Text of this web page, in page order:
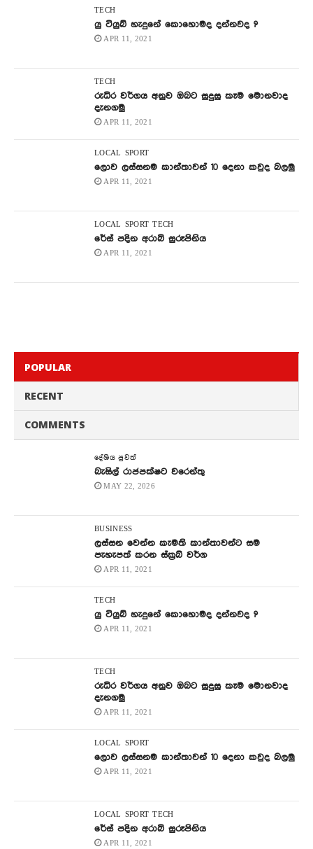
TECH
යු ටියුබ් හැදුනේ කොහොමද දන්නවද ?
APR 11, 2021
TECH
රුධිර වර්ගය අනුව ඔබට සුදුසු කෑම මොනවාද
දැනගමු
APR 11, 2021
LOCAL SPORT
ලොව ලස්සනම කාන්තාවන් 10 දෙනා කවුද බලමු
APR 11, 2021
LOCAL SPORT TECH
රේස් පදින අරාබි සුරූපිනිය
APR 11, 2021
POPULAR
RECENT
COMMENTS
දේශිය පුවත්
බැසිල් රාජපක්ෂට වරෙන්තු
MAY 22, 2026
BUSINESS
ලස්සන වෙන්න කැමති කාන්තාවන්ට සම
පැහැපත් කරන ස්ක්‍රබ් වර්ග
APR 11, 2021
TECH
යු ටියුබ් හැදුනේ කොහොමද දන්නවද ?
APR 11, 2021
TECH
රුධිර වර්ගය අනුව ඔබට සුදුසු කෑම මොනවාද
දැනගමු
APR 11, 2021
LOCAL SPORT
ලොව ලස්සනම කාන්තාවන් 10 දෙනා කවුද බලමු
APR 11, 2021
LOCAL SPORT TECH
රේස් පදින අරාබි සුරූපිනිය
APR 11, 2021